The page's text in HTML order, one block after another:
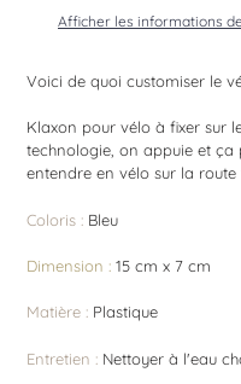
votre
Afficher les informations
Voici de quoi customiser le
Klaxon pour vélo à fixer sur
technologie, on appuie et ça
entendre en vélo sur la route
Coloris : Bleu
Dimension : 15 cm x 7 cm
Matière : Plastique
Entretien : Nettoyer à l'eau